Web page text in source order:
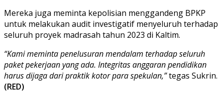
Mereka juga meminta kepolisian menggandeng BPKP
untuk melakukan audit investigatif menyeluruh terhadap
seluruh proyek madrasah tahun 2023 di Kaltim.
“Kami meminta penelusuran mendalam terhadap seluruh
paket pekerjaan yang ada. Integritas anggaran pendidikan
harus dijaga dari praktik kotor para spekulan,”tegas Sukrin.
(RED)